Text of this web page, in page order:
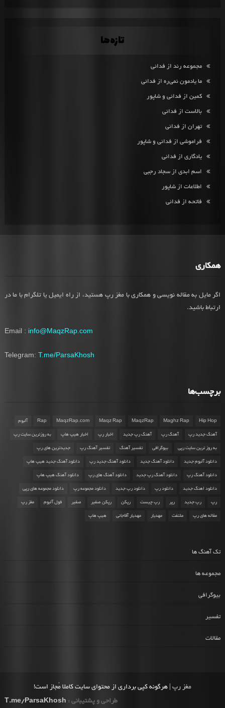
تازه‌ها
مجموعه رند از فدائی
ما یادمون نمی‌ره از فدائی
کمین از فدائی و شاپور
بالاست از فدائی
تهران از فدائی
فراموشی از فدائی و شاپور
یادگاری از فدائی
اسم ابدی از سجاد رجبی
اطلاعات از شاپور
فاتحه از فدائی
همکاری
اگر مایل به مقاله نویسی و همکاری با مغز رپ هستید، از راه ایمیل یا تلگرام با ما در
ارتباط باشید.
Email : info@MaqzRap.com
Telegram: T.me/ParsaKhosh
برچسب‌ها
Hip Hop
Maghz Rap
MaqzRap
Maqz Rap
MaqzRap.com
Rap آلبوم
آهنگ جدید رپ آهنگ رپ آهنگ رپ جدید اخبار رپ اخبار هیپ هاپ به روزترین سایت رپ
به روز ترین سایت رپی بیوگرافی تفسیر آهنگ تفسیر آهنگ رپ جدیدترین های رپ
دانلود آلبوم جدید دانلود آهنگ جدید دانلود آهنگ جدید رپ دانلود آهنگ جدید هیپ هاپ
دانلود آهنگ رپ دانلود آهنگ رپ جدید دانلود آهنگ های رپ دانلود آهنگ هیپ هاپ
دانلود اهنگ جدید دانلود رپ دانلود رپ جدید دانلود مجموعه رپ دانلود مجموعه های رپی
رپ رپ جدید رپر رپ چیست رپکن رپکن صفیر صفیر فول آلبوم مغز رپ
مقاله های رپ ملتفت مهدیار مهدیار آقاجانی هیپ هاپ
تک آهنگ ها
مجموعه ها
بیوگرافی
تفسیر
مقالات
مغز رپ | هرگونه کپی برداری از محتوای سایت کاملا مُجاز است!
طراحی و پشتیبانی : T.me/ParsaKhosh